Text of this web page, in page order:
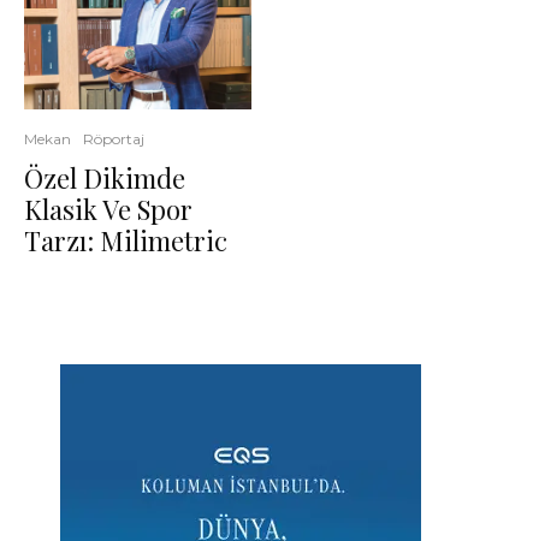
Mekan Röportaj
Özel Dikimde
Klasik Ve Spor
Tarzı: Milimetric